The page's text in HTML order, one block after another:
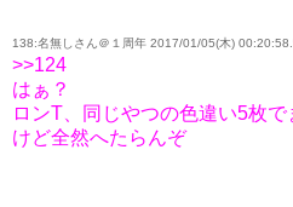
138:名無しさん＠１周年 2017/01/05(木)
>>124
はぁ？
ロンT、同じやつの色違い5枚
けど全然へたらんぞ